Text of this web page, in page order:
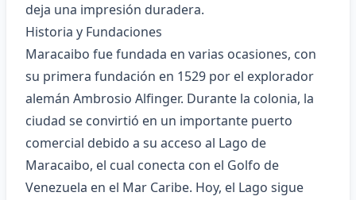
deja una impresión duradera.
Historia y Fundaciones
Maracaibo fue fundada en varias ocasiones, con
su primera fundación en 1529 por el explorador
alemán Ambrosio Alfinger. Durante la colonia, la
ciudad se convirtió en un importante puerto
comercial debido a su acceso al Lago de
Maracaibo, el cual conecta con el Golfo de
Venezuela en el Mar Caribe. Hoy, el Lago sigue